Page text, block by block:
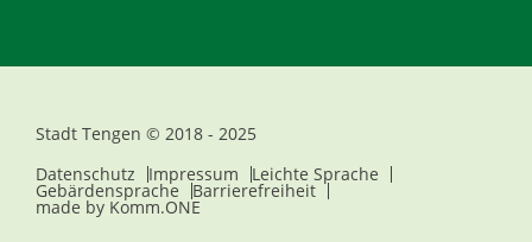
Stadt Tengen © 2018 - 2025
Datenschutz
Impressum Leichte Sprache
Gebärdensprache Barrierefreiheit
made by Komm.ONE